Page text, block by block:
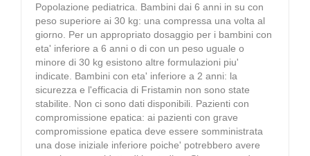
Popolazione pediatrica. Bambini dai 6 anni in su con
peso superiore ai 30 kg: una compressa una volta al
giorno. Per un appropriato dosaggio per i bambini con
eta' inferiore a 6 anni o di con un peso uguale o
minore di 30 kg esistono altre formulazioni piu'
indicate. Bambini con eta' inferiore a 2 anni: la
sicurezza e l'efficacia di Fristamin non sono state
stabilite. Non ci sono dati disponibili. Pazienti con
compromissione epatica: ai pazienti con grave
compromissione epatica deve essere somministrata
una dose iniziale inferiore poiche' potrebbero avere